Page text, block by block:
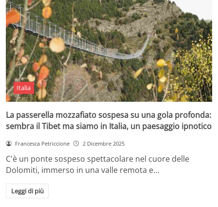
Italia
La passerella mozzafiato sospesa su una gola profonda:
sembra il Tibet ma siamo in Italia, un paesaggio ipnotico
Francesca Petriccione 2 Dicembre 2025
C'è un ponte sospeso spettacolare nel cuore delle
Dolomiti, immerso in una valle remota e…
Leggi di più